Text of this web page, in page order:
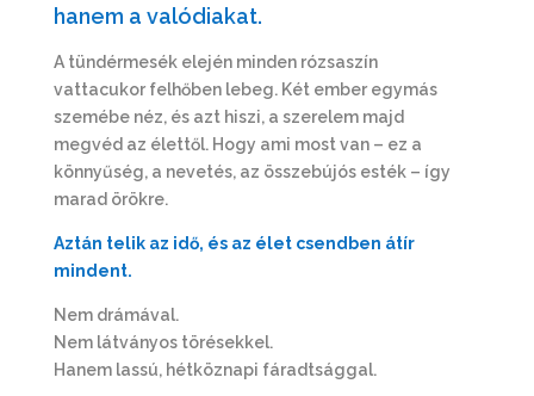
hanem a valódiakat.
A tündérmesék elején minden rózsaszín
vattacukor felhőben lebeg. Két ember egymás
szemébe néz, és azt hiszi, a szerelem majd
megvéd az élettől. Hogy ami most van – ez a
könnyűség, a nevetés, az összebújós esték – így
marad örökre.
Aztán telik az idő, és az élet csendben átír
mindent.
Nem drámával.
Nem látványos törésekkel.
Hanem lassú, hétköznapi fáradtsággal.